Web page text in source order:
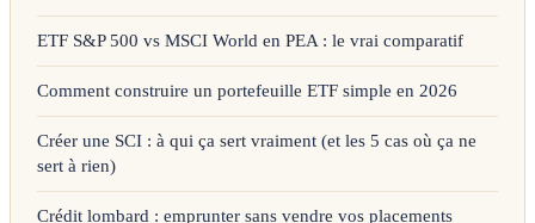
ETF S&P 500 vs MSCI World en PEA : le vrai comparatif
Comment construire un portefeuille ETF simple en 2026
Créer une SCI : à qui ça sert vraiment (et les 5 cas où ça ne
sert à rien)
Crédit lombard : emprunter sans vendre vos placements